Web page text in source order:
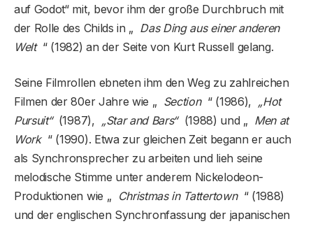
auf Godot“ mit, bevor ihm der große Durchbruch mit
der Rolle des Childs in „ Das Ding aus einer anderen
Welt“ (1982) an der Seite von Kurt Russell gelang.
Seine Filmrollen ebneten ihm den Weg zu zahlreichen
Filmen der 80er Jahre wie „ Section“ (1986), „Hot
Pursuit“(1987), „Star and Bars“(1988) und „ Men at
Work“ (1990). Etwa zur gleichen Zeit begann er auch
als Synchronsprecher zu arbeiten und lieh seine
melodische Stimme unter anderem Nickelodeon-
Produktionen wie „ Christmas in Tattertown“ (1988)
und der englischen Synchronfassung der japanischen